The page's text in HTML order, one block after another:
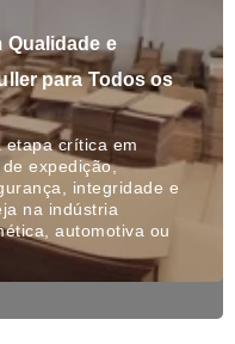
Qualidade e
para Todos os
etapa crítica em
expedição,
integridade e
na indústria
automotiva ou